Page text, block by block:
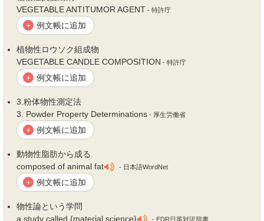
VEGETABLE ANTITUMOR AGENT - 特許庁
+ 例文帳に追加
植物性ロウソク組成物
VEGETABLE CANDLE COMPOSITION - 特許庁
+ 例文帳に追加
3.粉体物性測定法
3. Powder Property Determinations - 厚生労働省
+ 例文帳に追加
動物性脂肪から成る
composed of animal fat
- 日本語WordNet
+ 例文帳に追加
物性論という学問
a study called {material science}
- EDR日英対訳辞書